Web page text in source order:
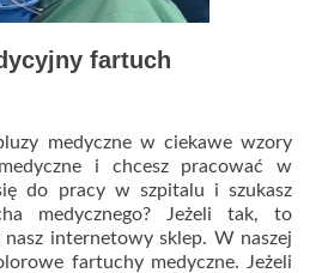
fartuch
medyczne w ciekawe wzory
i chcesz pracować w
do pracy w szpitalu i szukasz
medycznego? Jeżeli tak, to
internetowy sklep. W naszej
fartuchy medyczne. Jeżeli